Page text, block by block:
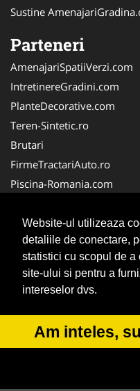
Website-ul utilizeaza
detaliile de conectare,
statistici cu scopul de a
site-ului si pentru a
intereselor dvs.
Am inteles,
Sustine
Parteneri
AmenajariSpatiiVerzi.com
IntretinereGradini.com
PlanteDecorative.com
Teren-Sintetic.ro
Brutari
FirmeTractariAuto.ro
Piscina-Romania.com
Curatenie-Generala.com
Alpinist-Utilitar.com
FirmeDeCuratenie.ro
ServiciiAlpinism.ro
© 2014-2026 Powered by
ANPC SOL